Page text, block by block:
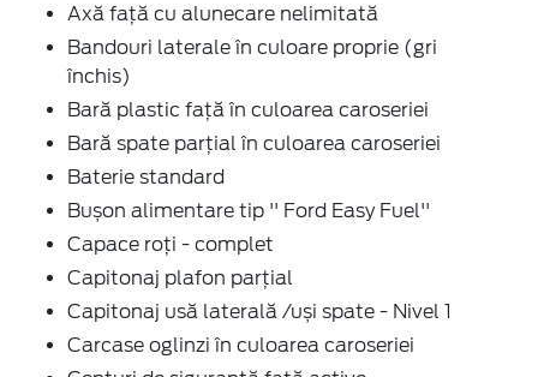
Axă față cu alunecare nelimitată
Bandouri laterale în culoare proprie (gri
închis)
Bară plastic față în culoarea caroseriei
Bară spate parţial în culoarea caroseriei
Baterie standard
Bușon alimentare tip '' Ford Easy Fuel''
Capace roți - complet
Capitonaj plafon parţial
Capitonaj usă laterală /uși spate - Nivel 1
Carcase oglinzi în culoarea caroseriei